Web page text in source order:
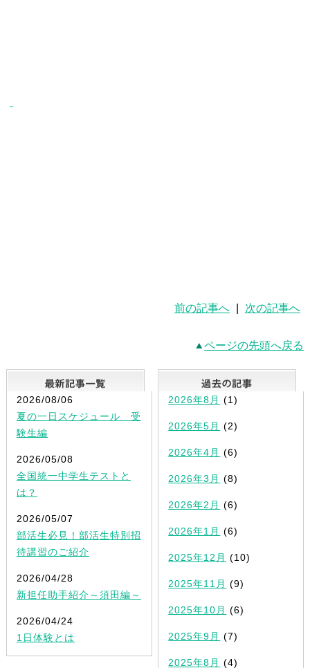
前の記事へ 次の記事へ
ページの先頭へ戻る
最新記事一覧
2026/08/06
夏の一日スケジュール 受
験生編
2026/05/08
全国統一中学生テストと
は？
2026/05/07
部活生必見！部活生特別招
待講習のご紹介
2026/04/28
新担任助手紹介～須田編～
2026/04/24
1日体験とは
2026年8月 (1)
2026年5月 (2)
2026年4月 (6)
2026年3月 (8)
2026年2月 (6)
2026年1月 (6)
2025年12月 (10)
2025年11月 (9)
2025年10月 (6)
2025年9月 (7)
2025年8月 (4)